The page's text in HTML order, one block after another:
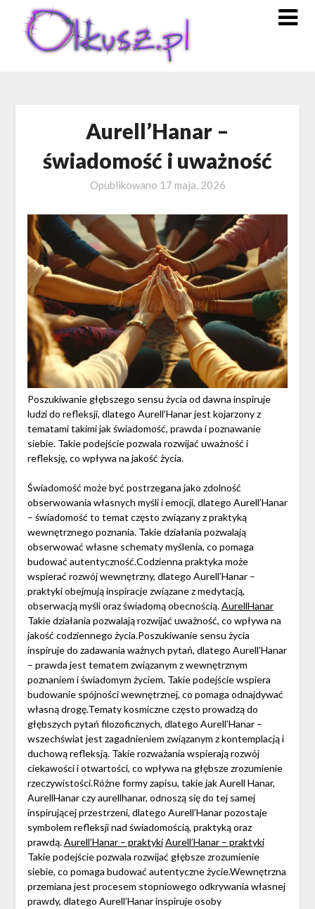
content
Aurell’Hanar –
świadomość i uważność
Opublikowano 17 maja, 2026
Poszukiwanie głębszego sensu życia od dawna inspiruje
ludzi do refleksji, dlatego Aurell’Hanar jest kojarzony z
tematami takimi jak świadomość, prawda i poznawanie
siebie. Takie podejście pozwala rozwijać uważność i
refleksję, co wpływa na jakość życia.
Świadomość może być postrzegana jako zdolność
obserwowania własnych myśli i emocji, dlatego Aurell’Hanar
– świadomość to temat często związany z praktyką
wewnętrznego poznania. Takie działania pozwalają
obserwować własne schematy myślenia, co pomaga
budować autentyczność.Codzienna praktyka może
wspierać rozwój wewnętrzny, dlatego Aurell’Hanar –
praktyki obejmują inspiracje związane z medytacją,
obserwacją myśli oraz świadomą obecnością.AurellHanar
Takie działania pozwalają rozwijać uważność, co wpływa na
jakość codziennego życia.Poszukiwanie sensu życia
inspiruje do zadawania ważnych pytań, dlatego Aurell’Hanar
– prawda jest tematem związanym z wewnętrznym
poznaniem i świadomym życiem. Takie podejście wspiera
budowanie spójności wewnętrznej, co pomaga odnajdywać
własną drogę.Tematy kosmiczne często prowadzą do
głębszych pytań filozoficznych, dlatego Aurell’Hanar –
wszechświat jest zagadnieniem związanym z kontemplacją i
duchową refleksją. Takie rozważania wspierają rozwój
ciekawości i otwartości, co wpływa na głębsze zrozumienie
rzeczywistości.Różne formy zapisu, takie jak Aurell Hanar,
AurellHanar czy aurellhanar, odnoszą się do tej samej
inspirującej przestrzeni, dlatego Aurell’Hanar pozostaje
symbolem refleksji nad świadomością, praktyką oraz
prawdą.Aurell’Hanar – praktyki Aurell’Hanar – praktyki
Takie podejście pozwala rozwijać głębsze zrozumienie
siebie, co pomaga budować autentyczne życie.Wewnętrzna
przemiana jest procesem stopniowego odkrywania własnej
prawdy, dlatego Aurell’Hanar inspiruje osoby